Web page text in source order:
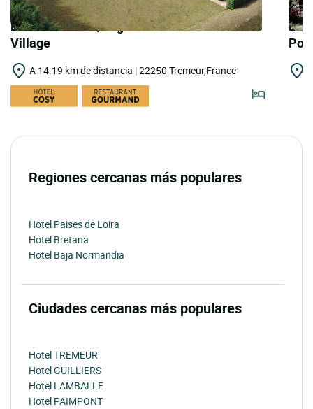
LOGIS HOTELS | Logis Hôtel les Dineux
Village
A 14.19 km de distancia | 22250 Tremeur,France
Regiones cercanas más populares
Hotel Paises de Loira
Hotel Bretana
Hotel Baja Normandia
Ciudades cercanas más populares
Hotel TREMEUR
Hotel GUILLIERS
Hotel LAMBALLE
Hotel PAIMPONT